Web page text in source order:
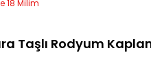
18 Milim
Taşlı Rodyum